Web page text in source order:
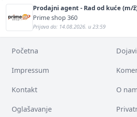
Prodajni agent - Rad od kuće (m/
Prime shop 360
Prijava do: 14.08.2026. u 23:59
Početna
Impressum
Kontakt O
Oglašavanje